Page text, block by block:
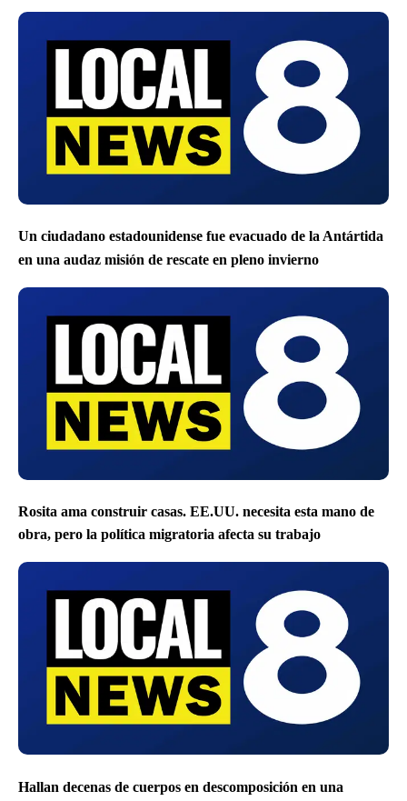
Un ciudadano estadounidense fue evacuado de la Antártida
en una audaz misión de rescate en pleno invierno
Rosita ama construir casas. EE.UU. necesita esta mano de
obra, pero la política migratoria afecta su trabajo
Hallan decenas de cuerpos en descomposición en una